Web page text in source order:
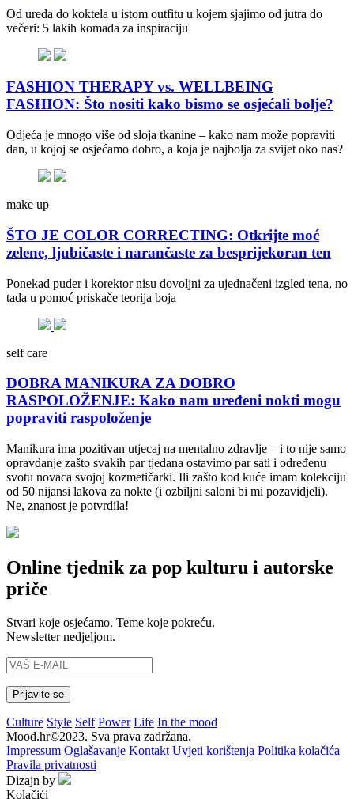
Od ureda do koktela u istom outfitu u kojem sjajimo od jutra do
večeri: 5 lakih komada za inspiraciju
FASHION THERAPY vs. WELLBEING
FASHION: Što nositi kako bismo se osjećali bolje?
Odjeća je mnogo više od sloja tkanine – kako nam može popraviti
dan, u kojoj se osjećamo dobro, a koja je najbolja za svijet oko nas?
make up
ŠTO JE COLOR CORRECTING: Otkrijte moć
zelene, ljubičaste i narančaste za besprijekoran ten
Ponekad puder i korektor nisu dovoljni za ujednačeni izgled tena, no
tada u pomoć priskače teorija boja
self care
DOBRA MANIKURA ZA DOBRO
RASPOLOŽENJE: Kako nam uređeni nokti mogu
popraviti raspoloženje
Manikura ima pozitivan utjecaj na mentalno zdravlje – i to nije samo
opravdanje zašto svakih par tjedana ostavimo par sati i određenu
svotu novaca svojoj kozmetičarki. Ili zašto kod kuće imam kolekciju
od 50 nijansi lakova za nokte (i ozbiljni saloni bi mi pozavidjeli).
Ne, znanost je potvrdila!
Online tjednik za pop kulturu i autorske
priče
Stvari koje osjećamo. Teme koje pokreću.
Newsletter nedjeljom.
Culture Style Self Power Life In the mood
Mood.hr©2023. Sva prava zadržana.
Impressum Oglašavanje Kontakt Uvjeti korištenja Politika kolačića
Pravila privatnosti
Dizajn by
Kolačići